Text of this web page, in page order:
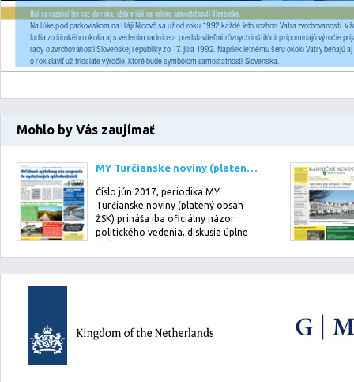
Mohlo by Vás zaujímať
MY Turčianske noviny (platený obsah ŽSK): jún 2017
Číslo jún 2017, periodika MY
Turčianske noviny (platený obsah
ŽSK) prináša iba oficiálny názor
politického vedenia, diskusia úplne